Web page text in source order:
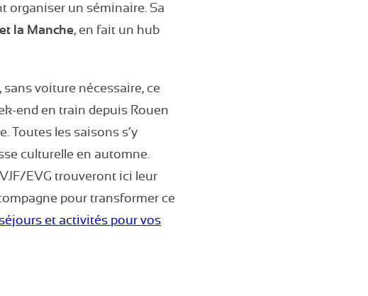
organiser un séminaire. Sa
la Manche, en fait un hub
voiture nécessaire, ce
end en train depuis Rouen
Toutes les saisons s’y
culturelle en automne.
EVG trouveront ici leur
pour transformer ce
séjours et activités pour vos